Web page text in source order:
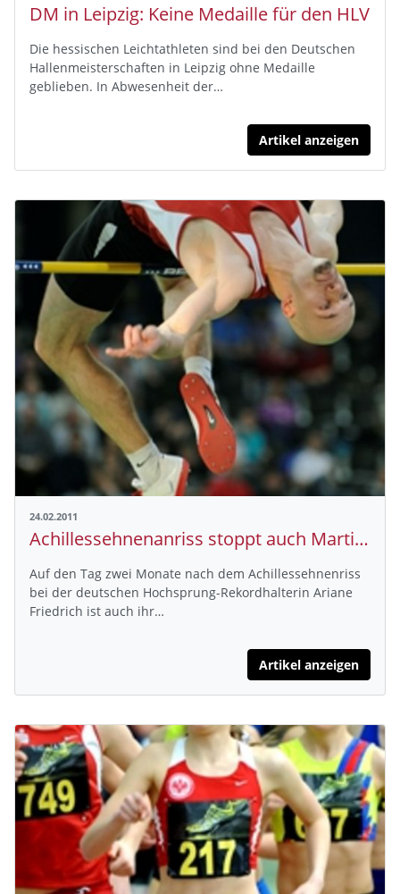
DM in Leipzig: Keine Medaille für den HLV
Die hessischen Leichtathleten sind bei den Deutschen
Hallenmeisterschaften in Leipzig ohne Medaille
geblieben. In Abwesenheit der…
Artikel anzeigen
24.02.2011
Achillessehnenanriss stoppt auch Martin Günther
Auf den Tag zwei Monate nach dem Achillessehnenriss
bei der deutschen Hochsprung-Rekordhalterin Ariane
Friedrich ist auch ihr…
Artikel anzeigen